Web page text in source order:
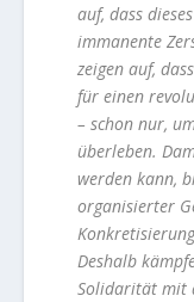
auf, dass
immanente
zeigen auf,
für einen
– schon nur,
überleben.
werden kann,
organisierter
Deshalb
Solidarität mit